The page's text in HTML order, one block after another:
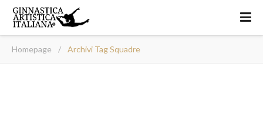
Homepage / Archivi Tag Squadre